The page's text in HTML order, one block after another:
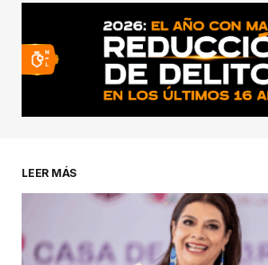
LEER MÁS